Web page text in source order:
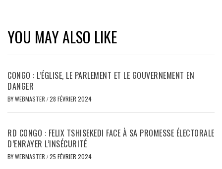
YOU MAY ALSO LIKE
CONGO : L’ÉGLISE, LE PARLEMENT ET LE GOUVERNEMENT EN
DANGER
BYWEBMASTER /28 FÉVRIER 2024
RD CONGO : FELIX TSHISEKEDI FACE À SA PROMESSE ÉLECTORALE
D’ENRAYER L’INSÉCURITÉ
BYWEBMASTER /25 FÉVRIER 2024